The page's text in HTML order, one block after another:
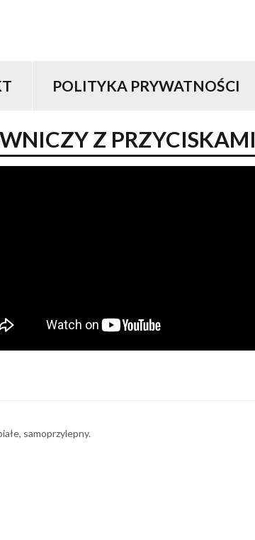
POLITYKA PRYWATNOŚCI
Z PRZYCISKAMI
samoprzylepny.